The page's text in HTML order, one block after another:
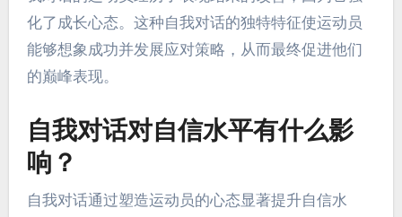
化了成长心态。这种自我对话的独特特征使运动员
能够想象成功并发展应对策略，从而最终促进他们
的巅峰表现。
自我对话对自信水平有什么影
响？
自我对话通过塑造运动员的心态显著提升自信水